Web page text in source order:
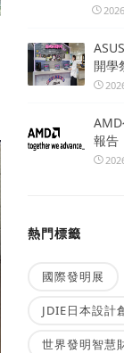
開學
報告
熱門標籤
國際發明展
JDIE日本設計
世界發明智慧